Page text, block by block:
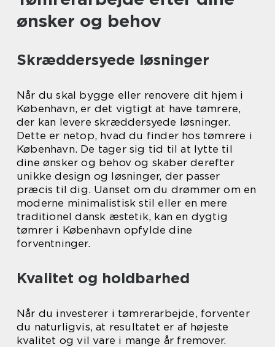
ønsker og behov
Skræddersyede løsninger
Når du skal bygge eller renovere dit hjem i
København, er det vigtigt at have tømrere,
der kan levere skræddersyede løsninger.
Dette er netop, hvad du finder hos tømrere i
København. De tager sig tid til at lytte til
dine ønsker og behov og skaber derefter
unikke design og løsninger, der passer
præcis til dig. Uanset om du drømmer om en
moderne minimalistisk stil eller en mere
traditionel dansk æstetik, kan en dygtig
tømrer i København opfylde dine
forventninger.
Kvalitet og holdbarhed
Når du investerer i tømrerarbejde, forventer
du naturligvis, at resultatet er af højeste
kvalitet og vil vare i mange år fremover.